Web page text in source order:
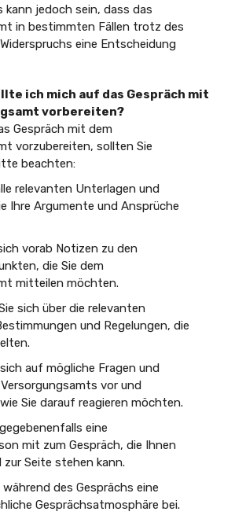
kann jedoch sein, dass das
in bestimmten Fällen trotz des
eine Entscheidung
ich mich auf das Gespräch mit
vorbereiten?
Gespräch mit dem
vorzubereiten, sollten Sie
beachten:
relevanten Unterlagen und
Ihre Argumente und Ansprüche
vorab Notizen zu den
die Sie dem
mitteilen möchten.
sich über die relevanten
und Regelungen, die
auf mögliche Fragen und
vor und
Sie darauf reagieren möchten.
eine
mit zum Gespräch, die Ihnen
Seite stehen kann.
des Gesprächs eine
Gesprächsatmosphäre bei.